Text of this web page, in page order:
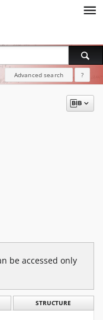
Advanced search ?
be accessed only
STRUCTURE